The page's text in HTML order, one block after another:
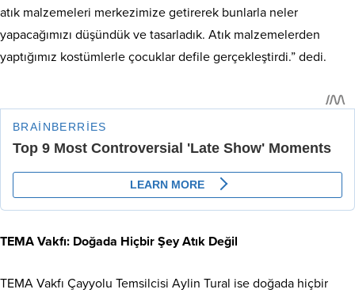
atık malzemeleri merkezimize getirerek bunlarla neler
yapacağımızı düşündük ve tasarladık. Atık malzemelerden
yaptığımız kostümlerle çocuklar defile gerçekleştirdi.” dedi.
TEMA Vakfı: Doğada Hiçbir Şey Atık Değil
TEMA Vakfı Çayyolu Temsilcisi Aylin Tural ise doğada hiçbir